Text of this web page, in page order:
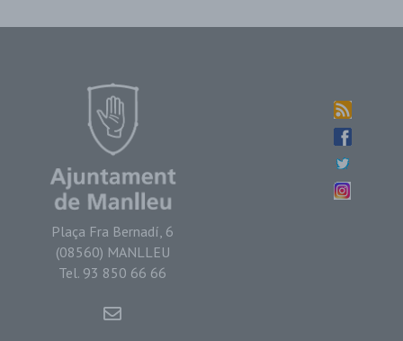
Plaça Fra Bernadí, 6
(08560) MANLLEU
Tel. 93 850 66 66